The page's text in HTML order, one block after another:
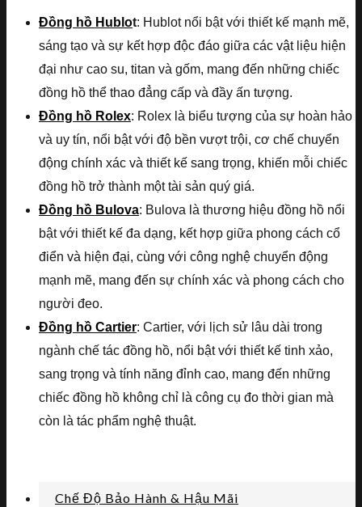
Đồng hồ Hublot: Hublot nổi bật với thiết kế mạnh mẽ,
sáng tạo và sự kết hợp độc đáo giữa các vật liệu hiện
đại như cao su, titan và gốm, mang đến những chiếc
đồng hồ thể thao đẳng cấp và đầy ấn tượng.
Đồng hồ Rolex: Rolex là biểu tượng của sự hoàn hảo
và uy tín, nổi bật với độ bền vượt trội, cơ chế chuyển
động chính xác và thiết kế sang trọng, khiến mỗi chiếc
đồng hồ trở thành một tài sản quý giá.
Đồng hồ Bulova: Bulova là thương hiệu đồng hồ nổi
bật với thiết kế đa dạng, kết hợp giữa phong cách cổ
điển và hiện đại, cùng với công nghệ chuyển động
mạnh mẽ, mang đến sự chính xác và phong cách cho
người đeo.
Đồng hồ Cartier: Cartier, với lịch sử lâu dài trong
ngành chế tác đồng hồ, nổi bật với thiết kế tinh xảo,
sang trọng và tính năng đỉnh cao, mang đến những
chiếc đồng hồ không chỉ là công cụ đo thời gian mà
còn là tác phẩm nghệ thuật.
Chế Độ Bảo Hành & Hậu Mãi